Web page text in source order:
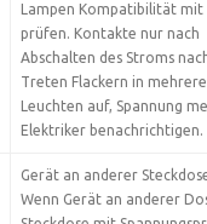
Lampen Kompatibilität mit
prüfen. Kontakte nur nach
Abschalten des Stroms
Treten Flackern in
Leuchten auf, Spannung
Elektriker benachrichtigen.
Gerät an anderer
Wenn Gerät an anderer